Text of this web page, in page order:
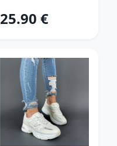
25.90 €